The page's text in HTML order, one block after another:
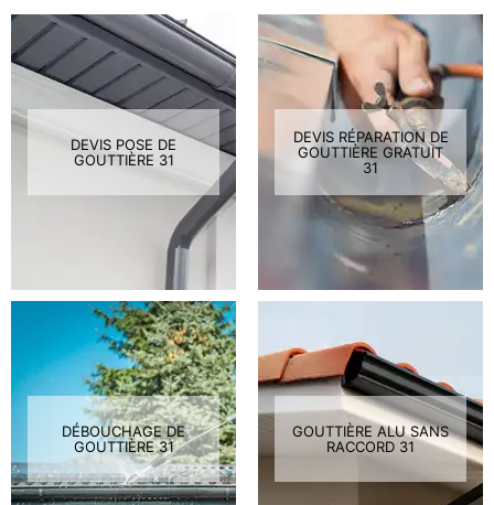
DEVIS POSE DE
GOUTTIÈRE 31
DEVIS RÉPARATION DE
GOUTTIÈRE GRATUIT
31
DÉBOUCHAGE DE
GOUTTIÈRE 31
GOUTTIÈRE ALU SANS
RACCORD 31